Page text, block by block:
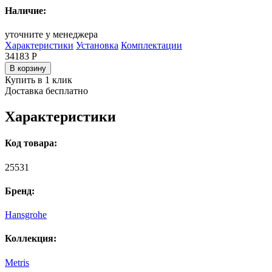
Наличие:
уточните у менеджера
Характеристики Установка Комплектации
34183 Р
В корзину
Купить в 1 клик
Доставка бесплатно
Характеристики
Код товара:
25531
Бренд:
Hansgrohe
Коллекция:
Metris